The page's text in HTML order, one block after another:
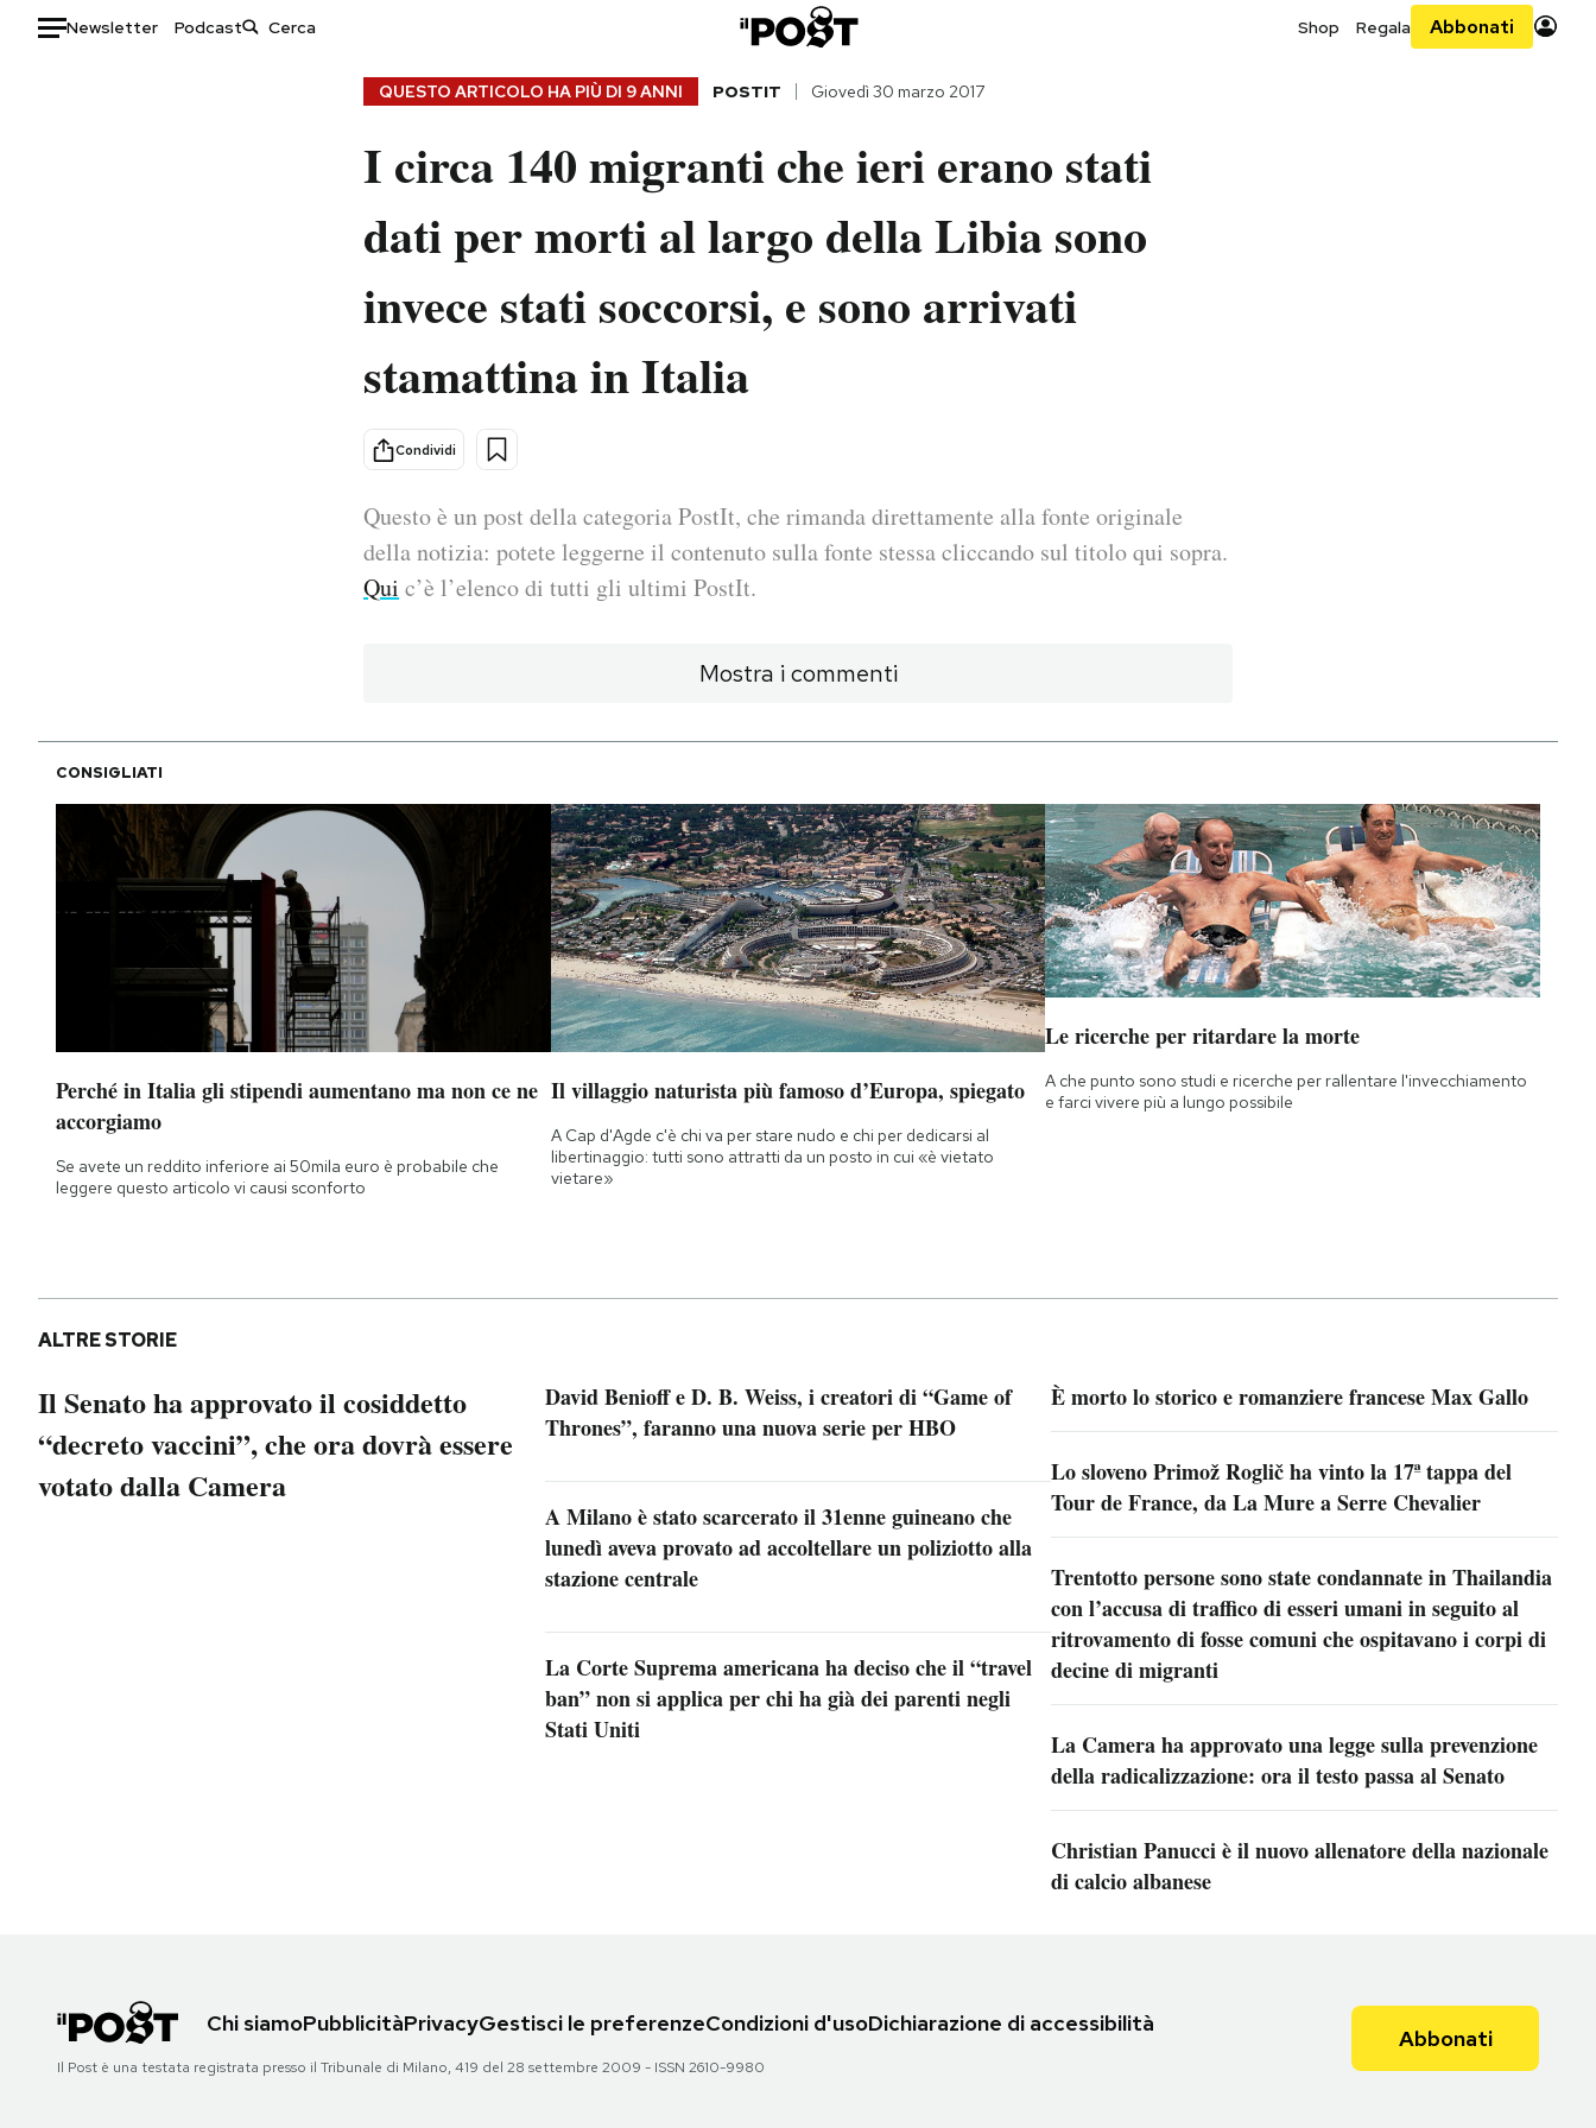
Newsletter Podcast Shop Regala Abbonati
Storie/Idee
Altrecose
Mondiali calcio 2026
I MIEI PREFERITI
SHOP
CALENDARIO
AREA PERSONALE
Area Personale
Newsletter
Notifiche mobile
Regala il Post
Esci
QUESTO ARTICOLO HA PIÙ DI 9 ANNI POSTIT Giovedì 30 marzo 2017
I circa 140 migranti che ieri erano stati
dati per morti al largo della Libia sono
invece stati soccorsi, e sono arrivati
stamattina in Italia
Condividi
Questo è un post della categoria PostIt, che rimanda direttamente alla fonte originale
della notizia: potete leggerne il contenuto sulla fonte stessa cliccando sul titolo qui sopra.
Qui c’è l’elenco di tutti gli ultimi PostIt.
Mostra i commenti
CONSIGLIATI
Perché in Italia gli stipendi aumentano ma non ce ne
accorgiamo
Se avete un reddito inferiore ai 50mila euro è probabile che
leggere questo articolo vi causi sconforto
Il villaggio naturista più famoso d’Europa, spiegato
A Cap d'Agde c'è chi va per stare nudo e chi per dedicarsi al
libertinaggio: tutti sono attratti da un posto in cui «è vietato
vietare»
Le ricerche per ritardare la morte
A che punto sono studi e ricerche per rallentare l'invecchiamento
e farci vivere più a lungo possibile
ALTRE STORIE
Il Senato ha approvato il cosiddetto
“decreto vaccini”, che ora dovrà essere
votato dalla Camera
David Benioff e D. B. Weiss, i creatori di “Game of
Thrones”, faranno una nuova serie per HBO
A Milano è stato scarcerato il 31enne guineano che
lunedì aveva provato ad accoltellare un poliziotto alla
stazione centrale
La Corte Suprema americana ha deciso che il “travel
ban” non si applica per chi ha già dei parenti negli
Stati Uniti
È morto lo storico e romanziere francese Max Gallo
Lo sloveno Primož Roglič ha vinto la 17ª tappa del
Tour de France, da La Mure a Serre Chevalier
Trentotto persone sono state condannate in Thailandia
con l’accusa di traffico di esseri umani in seguito al
ritrovamento di fosse comuni che ospitavano i corpi di
decine di migranti
La Camera ha approvato una legge sulla prevenzione
della radicalizzazione: ora il testo passa al Senato
Christian Panucci è il nuovo allenatore della nazionale
di calcio albanese
Chi siamoPubblicitàPrivacyGestisci le preferenzeCondizioni d'usoDichiarazione di accessibilità
Il Post è una testata registrata presso il Tribunale di Milano, 419 del 28 settembre 2009 - ISSN 2610-9980
Abbonati